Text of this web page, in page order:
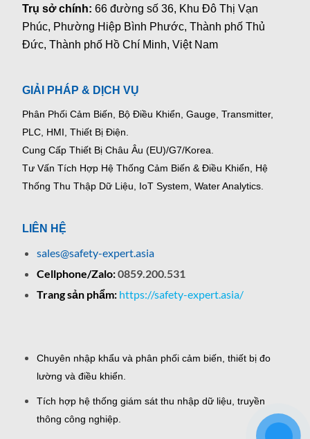
Trụ sở chính:66 đường số 36, Khu Đô Thị Vạn
Phúc, Phường Hiệp Bình Phước, Thành phố Thủ
Đức, Thành phố Hồ Chí Minh, Việt Nam
GIẢI PHÁP & DỊCH VỤ
Phân Phối Cảm Biến, Bộ Điều Khiển, Gauge, Transmitter,
PLC, HMI, Thiết Bị Điện.
Cung Cấp Thiết Bị Châu Âu (EU)/G7/Korea.
Tư Vấn Tích Hợp Hệ Thống Cảm Biến & Điều Khiển, Hệ
Thống Thu Thập Dữ Liệu, IoT System, Water Analytics.
LIÊN HỆ
sales@safety-expert.asia
Cellphone/Zalo:0859.200.531
Trang sản phẩm: https://safety-expert.asia/
Chuyên nhập khẩu và phân phối cảm biến, thiết bị đo
lường và điều khiển.
Tích hợp hệ thống giám sát thu nhập dữ liệu, truyền
thông công nghiệp.